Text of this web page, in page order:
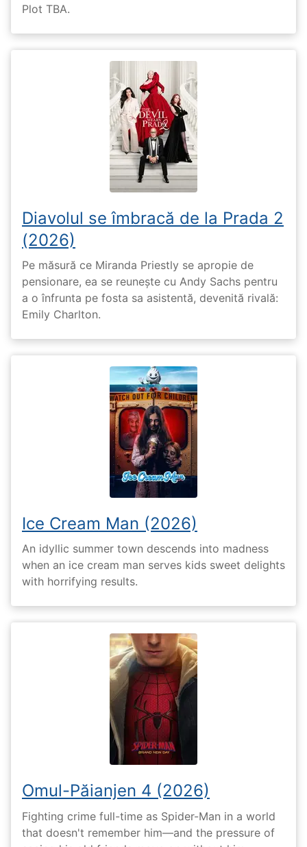
Plot TBA.
Diavolul se îmbracă de la Prada 2
(2026)
Pe măsură ce Miranda Priestly se apropie de
pensionare, ea se reunește cu Andy Sachs pentru
a o înfrunta pe fosta sa asistentă, devenită rivală:
Emily Charlton.
Ice Cream Man (2026)
An idyllic summer town descends into madness
when an ice cream man serves kids sweet delights
with horrifying results.
Omul-Păianjen 4 (2026)
Fighting crime full-time as Spider-Man in a world
that doesn't remember him—and the pressure of